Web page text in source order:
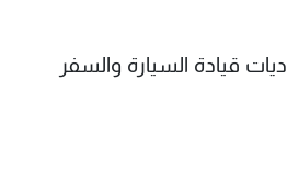
قيادة السيارة والسفر